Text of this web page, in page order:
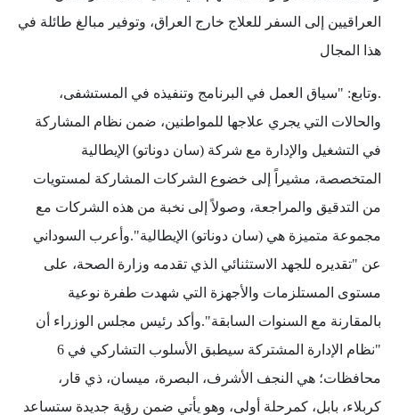
العراقيين إلى السفر للعلاج خارج العراق، وتوفير مبالغ طائلة في
هذا المجال
.وتابع: "سياق العمل في البرنامج وتنفيذه في المستشفى،
والحالات التي يجري علاجها للمواطنين، ضمن نظام المشاركة
في التشغيل والإدارة مع شركة (سان دوناتو) الإيطالية
المتخصصة، مشيراً إلى خضوع الشركات المشاركة لمستويات
من التدقيق والمراجعة، وصولاً إلى نخبة من هذه الشركات مع
مجموعة متميزة هي (سان دوناتو) الإيطالية".وأعرب السوداني
عن "تقديره للجهد الاستثنائي الذي تقدمه وزارة الصحة، على
مستوى المستلزمات والأجهزة التي شهدت طفرة نوعية
بالمقارنة مع السنوات السابقة".وأكد رئيس مجلس الوزراء أن
"نظام الإدارة المشتركة سيطبق الأسلوب التشاركي في 6
محافظات؛ هي النجف الأشرف، البصرة، ميسان، ذي قار،
كربلاء، بابل، كمرحلة أولى، وهو يأتي ضمن رؤية جديدة ستساعد